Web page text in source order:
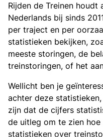
Rijden de Treinen houdt
Nederlands bij sinds
per traject en per
statistieken bekijken,
meeste storingen, de
treinstoringen, of het
Wellicht ben je
achter deze statistieken,
zijn dat de cijfers
de uitleg om te zien hoe
statistieken over